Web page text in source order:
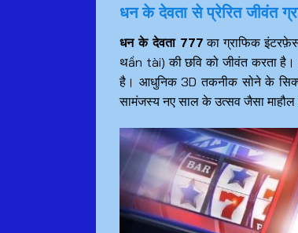
धन के देवता से प्रेरित जीवंत
धन के देवता 777 का ग्राफिक
थần tài) की छवि को जीवंत करता है।
है। आधुनिक 3D तकनीक सोने के
सामंजस्य नए साल के उत्सव जैसा माहौल